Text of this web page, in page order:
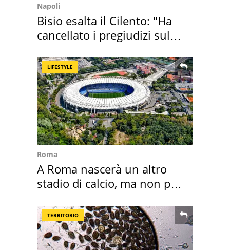
Napoli
Bisio esalta il Cilento: "Ha
cancellato i pregiudizi sul
LIFESTYLE
Roma
A Roma nascerà un altro
stadio di calcio, ma non per
TERRITORIO